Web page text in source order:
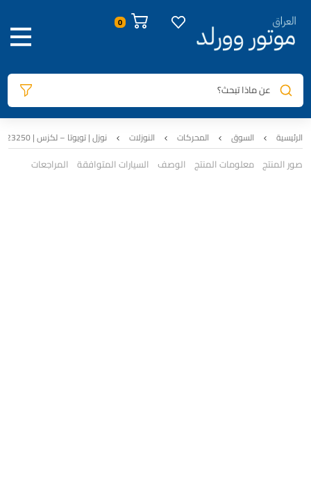
عن ماذا تبحث؟
الرئيسية السوق المحركات النوزلات نوزل | تويوتا – لكزس | 23250-38040 | 4.6 – 5.7
صور المنتج معلومات المنتج الوصف السيارات المتوافقة المراجعات